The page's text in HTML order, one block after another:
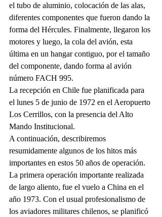
el tubo de aluminio, colocación de las alas,
diferentes componentes que fueron dando la
forma del Hércules. Finalmente, llegaron los
motores y luego, la cola del avión, esta
última en un hangar contiguo, por el tamaño
del componente, dando forma al avión
número FACH 995.
La recepción en Chile fue planificada para
el lunes 5 de junio de 1972 en el Aeropuerto
Los Cerrillos, con la presencia del Alto
Mando Institucional.
A continuación, describiremos
resumidamente algunos de los hitos más
importantes en estos 50 años de operación.
La primera operación importante realizada
de largo aliento, fue el vuelo a China en el
año 1973. Con el usual profesionalismo de
los aviadores militares chilenos, se planificó